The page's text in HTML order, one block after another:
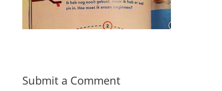
Submit a Comment